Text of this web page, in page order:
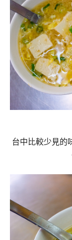
台中比較少見的